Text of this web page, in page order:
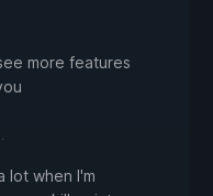
more features
lot when I'm